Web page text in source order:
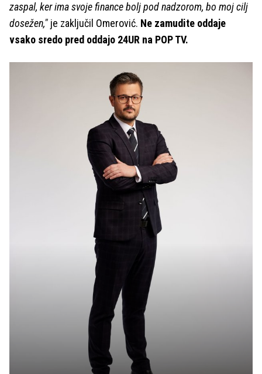
zaspal, ker ima svoje finance bolj pod nadzorom, bo moj cilj
dosežen," je zaključil Omerović. Ne zamudite oddaje
vsako sredo pred oddajo 24UR na POP TV.